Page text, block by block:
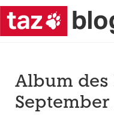
Album des
September